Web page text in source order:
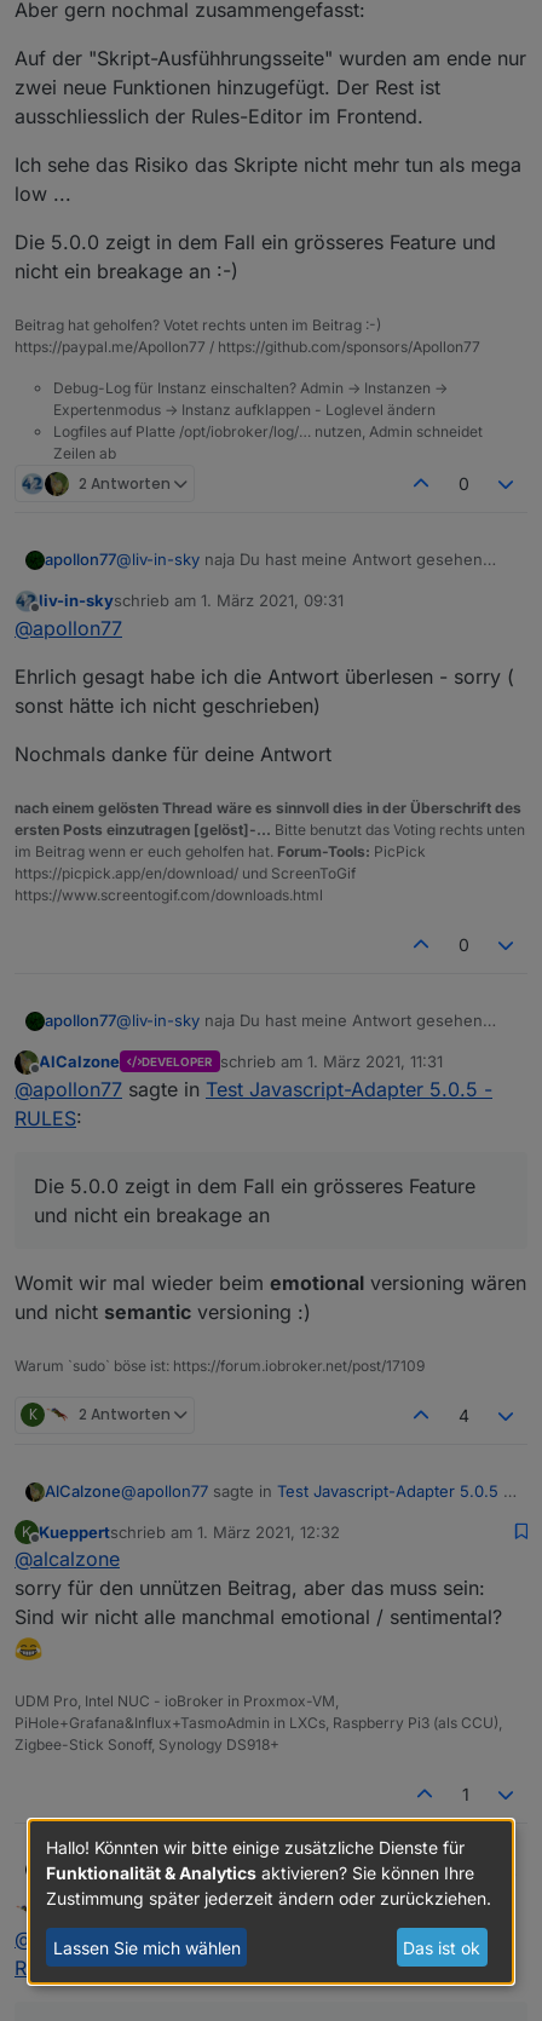
Hätten mir in den Anfangszeiten bestimmt
geholfen.
verändert?
Aber nur, wenn (voraussichtlich) in anderen
Bereichen keine Fehler auftreten.
möchte mich dieser frage anschliessen - ist wohl nur
für testsysteme gedacht, da großer versionssprung ?
Aber gern nochmal zusammengefasst:
Auf der "Skript-Ausfühhrungsseite" wurden am ende nur
zwei neue Funktionen hinzugefügt. Der Rest ist
ausschliesslich der Rules-Editor im Frontend.
Ich sehe das Risiko das Skripte nicht mehr tun als mega
low ...
Die 5.0.0 zeigt in dem Fall ein grösseres Feature und
nicht ein breakage an :-)
Beitrag hat geholfen? Votet rechts unten im Beitrag :-)
https://paypal.me/Apollon77 / https://github.com/sponsors/Apollon77
Debug-Log für Instanz einschalten? Admin -> Instanzen ->
Expertenmodus -> Instanz aufklappen - Loglevel ändern
Logfiles auf Platte /opt/iobroker/log/… nutzen, Admin schneidet
Zeilen ab
2 Antworten 0
apollon77@liv-in-sky naja Du hast meine Antwort gesehen
Aber gern nochmal zusammengefasst:
ende nur zwei neue Funktionen hinzugefügt. Der
Rest ist ausschliesslich der Rules-Editor im Frontend.
Ich sehe das Risiko das Skripte nicht mehr tun als
mega low ...
Die 5.0.0 zeigt in dem Fall ein grösseres Feature und
Offline
liv-in-skyschrieb am 1. März 2021, 09:31
zuletzt editiert von
@apollon77
Ehrlich gesagt habe ich die Antwort überlesen - sorry (
sonst hätte ich nicht geschrieben)
Nochmals danke für deine Antwort
nach einem gelösten Thread wäre es sinnvoll dies in der Überschrift des
ersten Posts einzutragen [gelöst]-... Bitte benutzt das Voting rechts unten
im Beitrag wenn er euch geholfen hat. Forum-Tools: PicPick
https://picpick.app/en/download/ und ScreenToGif
https://www.screentogif.com/downloads.html
0
apollon77@liv-in-sky naja Du hast meine Antwort gesehen
Aber gern nochmal zusammengefasst:
mega low ...
Die 5.0.0 zeigt in dem Fall ein grösseres Feature und
nicht ein breakage an :-)
Offline
AlCalzone DEVELOPER schrieb am 1. März 2021, 11:31
zuletzt editiert von
@apollon77 sagte in Test Javascript-Adapter 5.0.5 -
RULES:
Die 5.0.0 zeigt in dem Fall ein grösseres Feature
und nicht ein breakage an
Womit wir mal wieder beim emotional versioning wären
und nicht semantic versioning :)
Warum `sudo` böse ist: https://forum.iobroker.net/post/17109
K 2 Antworten 4
AlCalzone@apollon77 sagte in Test Javascript-Adapter 5.0.5 -
Feature und nicht ein breakage an
Womit wir mal wieder beimemotionalversioning
wären und nichtsemanticversioning :)
K
Offline
Kueppertschrieb am 1. März 2021, 12:32
zuletzt editiert von
@alcalzone
sorry für den unnützen Beitrag, aber das muss sein:
Sind wir nicht alle manchmal emotional / sentimental?
UDM Pro, Intel NUC - ioBroker in Proxmox-VM,
PiHole+Grafana&Influx+TasmoAdmin in LXCs, Raspberry Pi3 (als CCU),
Zigbee-Stick Sonoff, Synology DS918+
1
AlCalzone@apollon77sagte inTest Javascript-Adapter 5.0.5 -
RULES:
Die 5.0.0 zeigt in dem Fall ein grösseres
Feature und nicht ein breakage an
Offline
Homoranschrieb am 1. März 2021, 12:35
@ alcalzonesagte inTest Javascript-Adapter 5.0.5 -
RULES:
Hallo! Könnten wir bitte einige zusätzliche Dienste für
Funktionalität & Analytics aktivieren? Sie können Ihre
Zustimmung später jederzeit ändern oder zurückziehen.
Lassen Sie mich wählen Das ist ok